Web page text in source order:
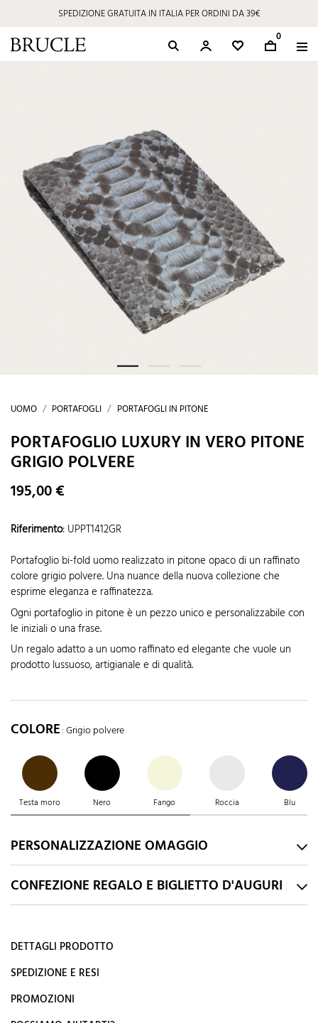
SPEDIZIONE GRATUITA IN ITALIA PER ORDINI DA 39€
0
UOMO PORTAFOGLI PORTAFOGLI IN PITONE
PORTAFOGLIO LUXURY IN VERO PITONE
GRIGIO POLVERE
195,00 €
Riferimento: UPPT1412GR
Portafoglio bi-fold uomo realizzato in pitone opaco di un raffinato
colore grigio polvere. Una nuance della nuova collezione che
esprime eleganza e raffinatezza.
Ogni portafoglio in pitone è un pezzo unico e personalizzabile con
le iniziali o una frase.
Un regalo adatto a un uomo raffinato ed elegante che vuole un
prodotto lussuoso, artigianale e di qualità.
COLORE: Grigio polvere
Testa moro Nero Fango Roccia Blu
PERSONALIZZAZIONE OMAGGIO
CONFEZIONE REGALO E BIGLIETTO D'AUGURI
DETTAGLI PRODOTTO
SPEDIZIONE E RESI
PROMOZIONI